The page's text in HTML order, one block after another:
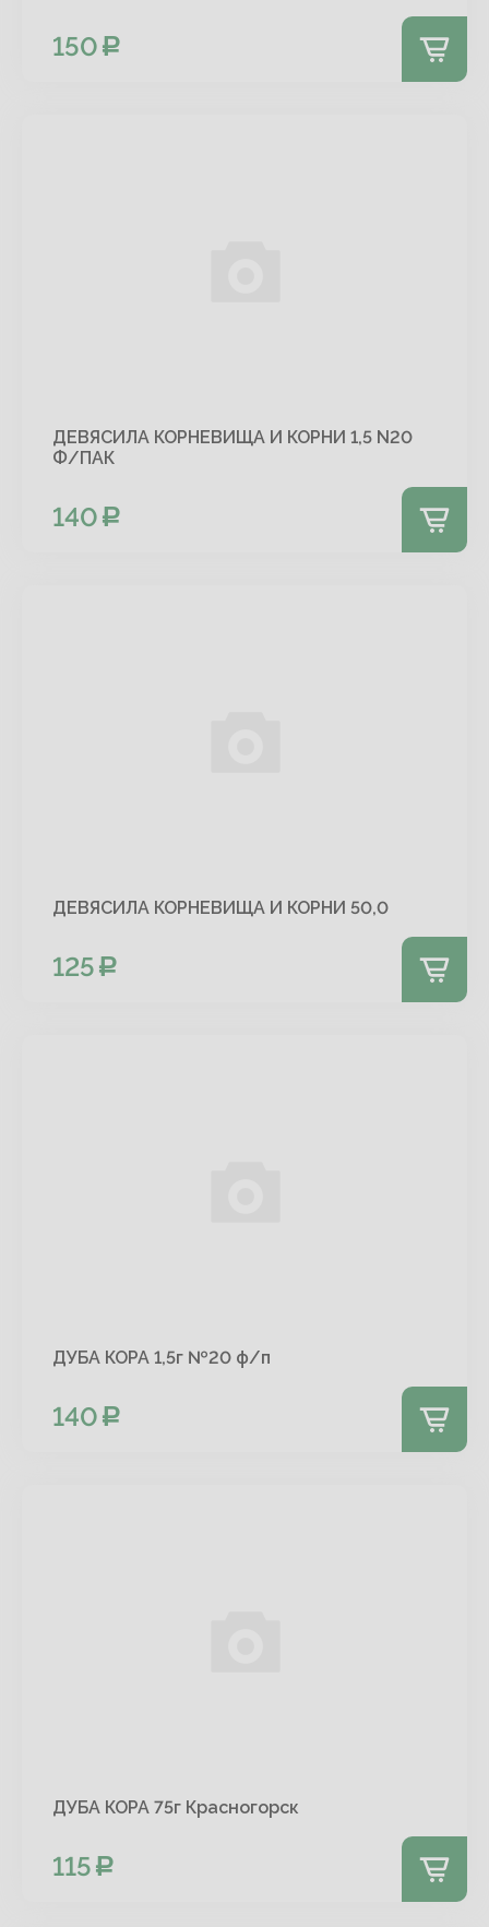
150
ДЕВЯСИЛА КОРНЕВИЩА И КОРНИ 1,5 N20
Ф/ПАК
140
ДЕВЯСИЛА КОРНЕВИЩА И КОРНИ 50,0
125
ДУБА КОРА 1,5г №20 ф/п
140
ДУБА КОРА 75г Красногорск
115